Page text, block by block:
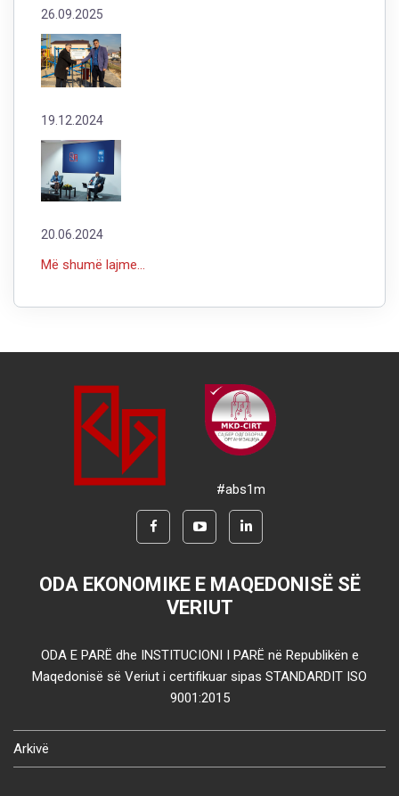
26.09.2025
19.12.2024
20.06.2024
Më shumë lajme...
#abs1m
ODA EKONOMIKE E MAQEDONISË SË
VERIUT
ODA E PARË dhe INSTITUCIONI I PARË në Republikën e
Maqedonisë së Veriut i certifikuar sipas STANDARDIT ISO
9001:2015
Arkivë